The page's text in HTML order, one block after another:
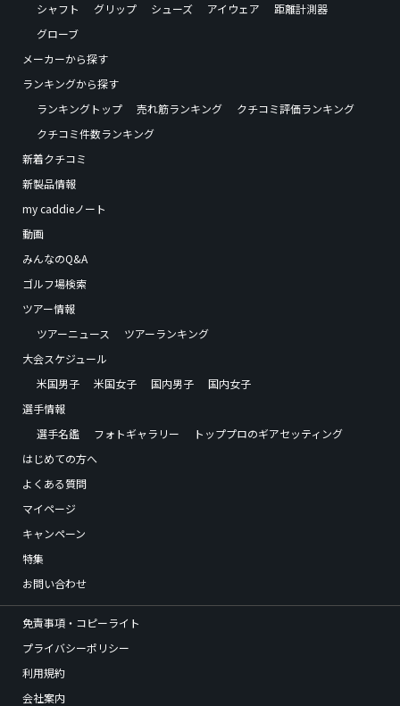
シャフト
グリップ シューズ アイウェア
距離計測器
グローブ
メーカーから探す
ランキングから探す
ランキングトップ
売れ筋ランキング
クチコミ評価ランキング
クチコミ件数ランキング
新着クチコミ
新製品情報
my caddieノート
動画
みんなのQ&A
ゴルフ場検索
ツアー情報
ツアーニュース
ツアーランキング
大会スケジュール
米国男子
米国女子 国内男子
国内女子
選手情報
選手名鑑
フォトギャラリー
トッププロのギアセッティング
はじめての方へ
よくある質問
マイページ
キャンペーン
特集
お問い合わせ
免責事項・コピーライト
プライバシーポリシー
利用規約
会社案内